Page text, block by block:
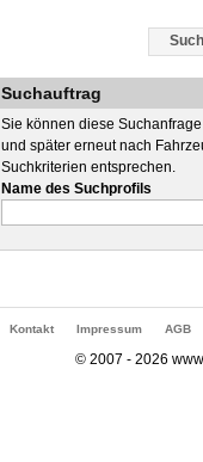
Suchauftrag
Sie können diese
und später erneut nach
Suchkriterien entsprechen.
Name des Suchprofils
Kontakt Impressum AGB
© 2007 - 2026